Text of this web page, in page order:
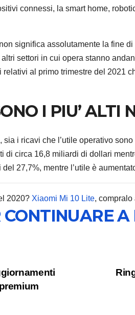
connessi, la smart home,
significa assolutamente la fine di
altri settori in cui opera stanno
al primo trimestre del 2021
I PIU’ ALTI
i ricavi che l’utile operativo
di circa 16,8 miliardi di dollari
27,7%, mentre l’utile è
2020? Xiaomi Mi 10 Lite, compralo
A